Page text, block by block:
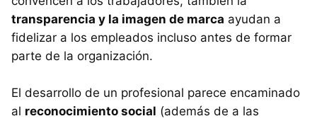
transparencia y la imagen de marca ayudan a
fidelizar a los empleados incluso antes de formar
parte de la organización.
El desarrollo de un profesional parece encaminado
al reconocimiento social (además de a las